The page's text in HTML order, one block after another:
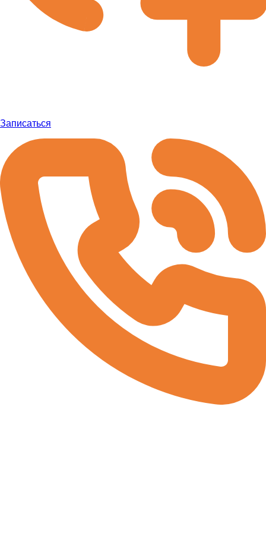
Записаться